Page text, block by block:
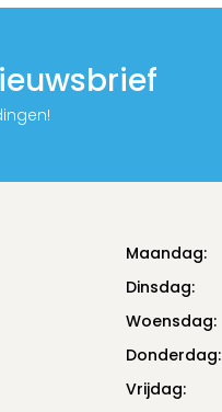
Maandag:
Dinsdag:
Woensdag:
Donderdag:
Vrijdag: